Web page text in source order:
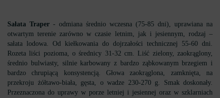
Sałata Traper - odmiana średnio wczesna (75-85 dni), uprawiana na
otwartym terenie zarówno w czasie letnim, jak i jesiennym, rodzaj –
sałata lodowa. Od kiełkowania do dojrzałości technicznej 55-60 dni.
Rozeta liści pozioma, o średnicy 31-32 cm. Liść zielony, zaokrąglony,
średnio bulwiasty, silnie karbowany z bardzo ząbkowanym brzegiem i
bardzo chrupiącą konsystencją. Głowa zaokrąglona, zamknięta, na
przekroju żółtawo-biała, gęsta, o wadze 230-270 g. Smak doskonały.
Przeznaczona do uprawy w porze letniej i jesiennej oraz w szklarniach